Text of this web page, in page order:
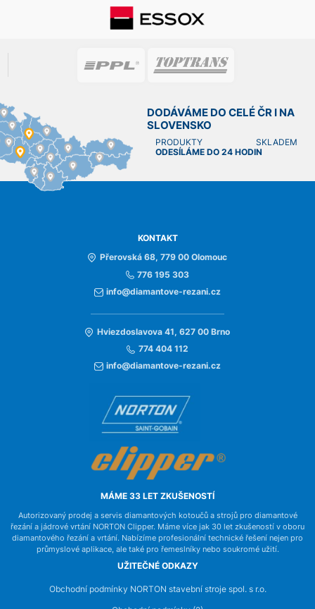
DODÁVÁME DO CELÉ ČR I NA
SLOVENSKO
PRODUKTY SKLADEM
ODESÍLÁME DO 24 HODIN
KONTAKT
Přerovská 68, 779 00 Olomouc
776 195 303
info@diamantove-rezani.cz
Hviezdoslavova 41, 627 00 Brno
774 404 112
info@diamantove-rezani.cz
MÁME 33 LET ZKUŠENOSTÍ
Autorizovaný prodej a servis diamantových kotoučů a strojů pro diamantové
řezání a jádrové vrtání NORTON Clipper. Máme více jak 30 let zkušeností v oboru
diamantového řezání a vrtání. Nabízíme profesionální technické řešení nejen pro
průmyslové aplikace, ale také pro řemeslníky nebo soukromé užití.
UŽITEČNÉ ODKAZY
Obchodní podmínky NORTON stavební stroje spol. s r.o.